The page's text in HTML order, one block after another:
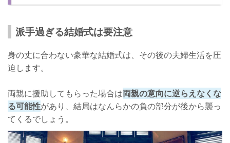
派手過ぎる結婚式は要注意
身の丈に合わない豪華な結婚式は、その後の夫婦生活を圧
迫します。
両親に援助してもらった場合は両親の意向に逆らえなくな
る可能性があり、結局はなんらかの負の部分が後から襲っ
てくるでしょう。